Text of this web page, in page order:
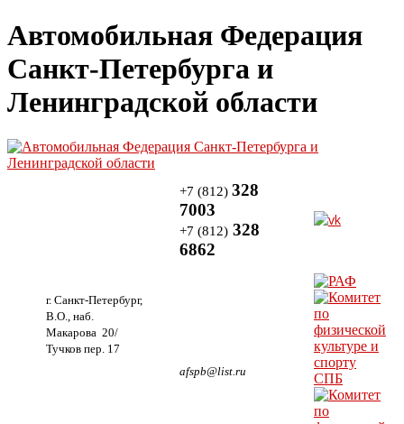
Автомобильная Федерация
Санкт-Петербурга и
Ленинградской области
г. Санкт-Петербург,
В.О., наб.
Макарова 20/
Тучков пер. 17
+7 (812) 328
7003
+7 (812) 328
6862
afspb@list.ru